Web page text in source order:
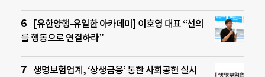
[유한양행-유일한 아카데미] 이호영 대표 “선의
를 행동으로 연결하라”
생명보험업계, ‘상생금융’ 통한 사회공헌 실시